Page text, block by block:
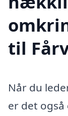
til
Når du
er det også